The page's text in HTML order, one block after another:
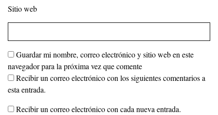
Sitio web
Guardar mi nombre, correo electrónico y sitio web en este
navegador para la próxima vez que comente
Recibir un correo electrónico con los siguientes comentarios a
esta entrada.
Recibir un correo electrónico con cada nueva entrada.